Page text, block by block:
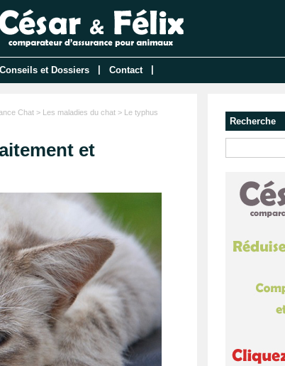
Conseils et Dossiers Contact
Chat> Les maladies du chat> Le typhus
et
Recherche